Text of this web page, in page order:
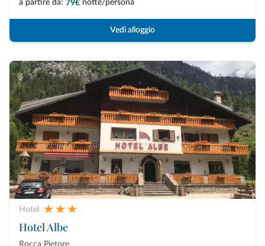
a partire da: 79€ notte/persona
Vedi alloggio
Hotel
Hotel Albe